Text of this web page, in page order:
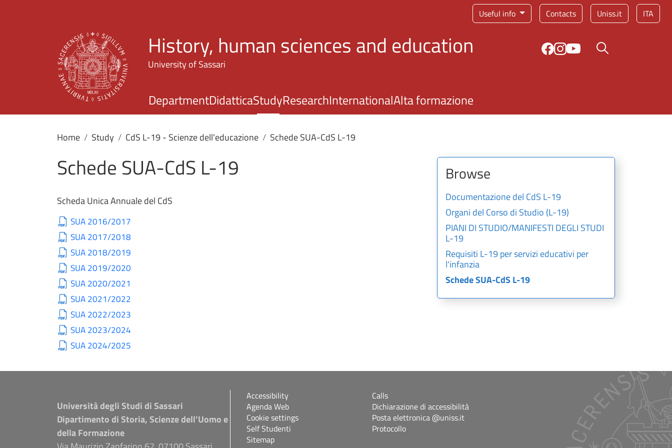
Useful info Service menu
Contacts Uniss.it ITA
History, human sciences and education
University of Sassari
Search button
DepartmentDidatticaStudyResearchInternationalAlta formazione
Home Study CdS L-19 - Scienze dell'educazione Schede SUA-CdS L-19
Schede SUA-CdS L-19
Scheda Unica Annuale del CdS
SUA 2016/2017
SUA 2017/2018
SUA 2018/2019
SUA 2019/2020
SUA 2020/2021
SUA 2021/2022
SUA 2022/2023
SUA 2023/2024
SUA 2024/2025
Browse
Documentazione del CdS L-19
Organi del Corso di Studio (L-19)
PIANI DI STUDIO/MANIFESTI DEGLI STUDI
L-19
Requisiti L-19 per servizi educativi per
l'infanzia
Schede SUA-CdS L-19
Università degli Studi di Sassari
Dipartimento di Storia, Scienze dell’Uomo e
della Formazione
Accessibility
Agenda Web
Cookie settings
Self Studenti
Sitemap
Calls
Dichiarazione di accessibilità
Posta elettronica @uniss.it
Protocollo